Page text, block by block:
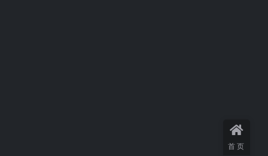
首页